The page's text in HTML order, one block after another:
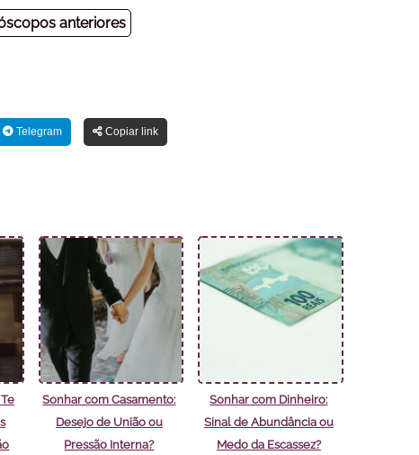
anteriores
Telegram Copiar link
Sonhar com Casamento:
Desejo de União ou
Pressão Interna?
Sonhar com Dinheiro:
Sinal de Abundância ou
Medo da Escassez?